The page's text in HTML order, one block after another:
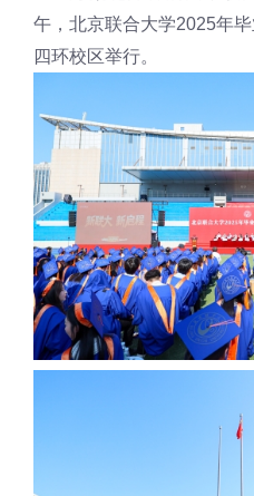
午，北京联合大学2025年
四环校区举行。